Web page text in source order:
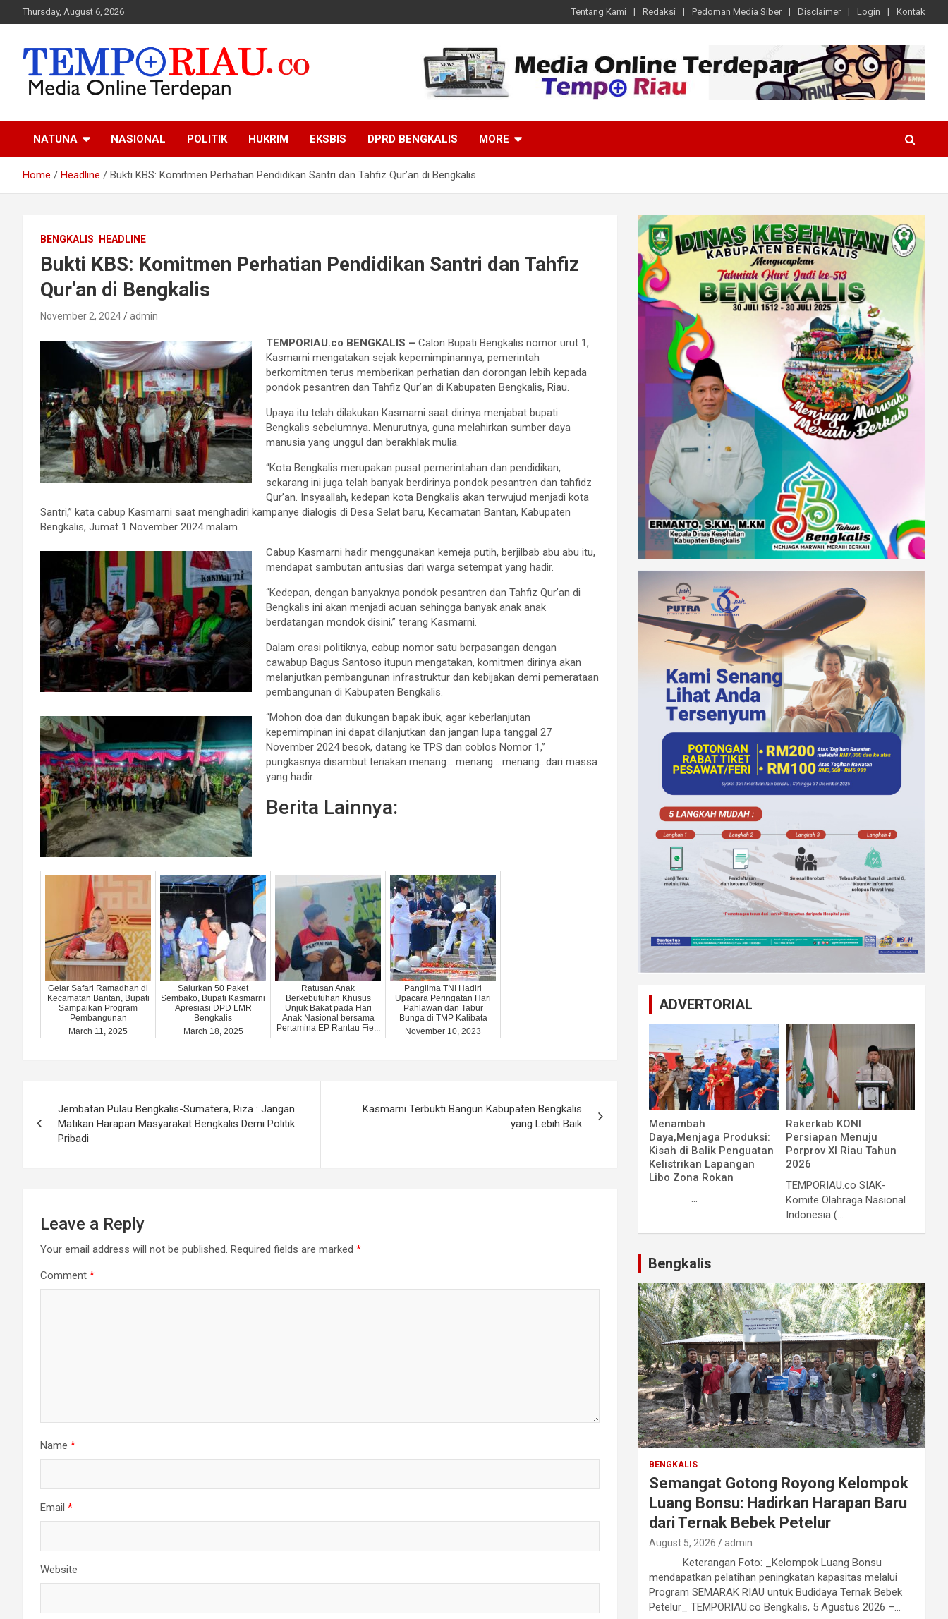
to
Thursday, August 6, 2026 Tentang Kami Redaksi Pedoman Media Siber Disclaimer Login Kontak
Tempo Riau
NATUNA NASIONAL POLITIK HUKRIM EKSBIS DPRD BENGKALIS MORE
Home Headline Bukti KBS: Komitmen Perhatian Pendidikan Santri dan Tahfiz Qur’an di Bengkalis
BENGKALIS HEADLINE
Bukti KBS: Komitmen Perhatian Pendidikan Santri dan Tahfiz
Qur’an di Bengkalis
November 2, 2024 admin
TEMPORIAU.co BENGKALIS – Calon Bupati Bengkalis nomor urut 1,
Kasmarni mengatakan sejak kepemimpinannya, pemerintah
berkomitmen terus memberikan perhatian dan dorongan lebih kepada
pondok pesantren dan Tahfiz Qur’an di Kabupaten Bengkalis, Riau.
Upaya itu telah dilakukan Kasmarni saat dirinya menjabat bupati
Bengkalis sebelumnya. Menurutnya, guna melahirkan sumber daya
manusia yang unggul dan berakhlak mulia.
“Kota Bengkalis merupakan pusat pemerintahan dan pendidikan,
sekarang ini juga telah banyak berdirinya pondok pesantren dan tahfidz
Qur’an. Insyaallah, kedepan kota Bengkalis akan terwujud menjadi kota
Santri,” kata cabup Kasmarni saat menghadiri kampanye dialogis di Desa Selat baru, Kecamatan Bantan, Kabupaten
Bengkalis, Jumat 1 November 2024 malam.
Cabup Kasmarni hadir menggunakan kemeja putih, berjilbab abu abu itu,
mendapat sambutan antusias dari warga setempat yang hadir.
“Kedepan, dengan banyaknya pondok pesantren dan Tahfiz Qur’an di
Bengkalis ini akan menjadi acuan sehingga banyak anak anak
berdatangan mondok disini,” terang Kasmarni.
Dalam orasi politiknya, cabup nomor satu berpasangan dengan
cawabup Bagus Santoso itupun mengatakan, komitmen dirinya akan
melanjutkan pembangunan infrastruktur dan kebijakan demi pemerataan
pembangunan di Kabupaten Bengkalis.
“Mohon doa dan dukungan bapak ibuk, agar keberlanjutan
kepemimpinan ini dapat dilanjutkan dan jangan lupa tanggal 27
November 2024 besok, datang ke TPS dan coblos Nomor 1,”
pungkasnya disambut teriakan menang… menang… menang…dari massa
yang hadir.
Berita Lainnya:
Gelar Safari Ramadhan di
Kecamatan Bantan, Bupati
Sampaikan Program
Pembangunan
March 11, 2025
Salurkan 50 Paket
Sembako, Bupati Kasmarni
Apresiasi DPD LMR
Bengkalis
March 18, 2025
Ratusan Anak
Berkebutuhan Khusus
Unjuk Bakat pada Hari
Anak Nasional bersama
Pertamina EP Rantau Fie...
July 30, 2026
Panglima TNI Hadiri
Upacara Peringatan Hari
Pahlawan dan Tabur
Bunga di TMP Kalibata
November 10, 2023
navigation
Jembatan Pulau Bengkalis-Sumatera, Riza : Jangan
Matikan Harapan Masyarakat Bengkalis Demi Politik
Pribadi
Kasmarni Terbukti Bangun Kabupaten Bengkalis
yang Lebih Baik
Leave a Reply
Your email address will not be published. Required fields are marked *
Comment *
Name *
Email *
Website
ADVERTORIAL
Menambah
Daya,Menjaga Produksi:
Kisah di Balik Penguatan
Kelistrikan Lapangan
Libo Zona Rokan
...
Rakerkab KONI
Persiapan Menuju
Porprov XI Riau Tahun
2026
TEMPORIAU.co SIAK-
Komite Olahraga Nasional
Indonesia (...
Bengkalis
BENGKALIS
Semangat Gotong Royong Kelompok
Luang Bonsu: Hadirkan Harapan Baru
dari Ternak Bebek Petelur
August 5, 2026 admin
Keterangan Foto: _Kelompok Luang Bonsu
mendapatkan pelatihan peningkatan kapasitas melalui
Program SEMARAK RIAU untuk Budidaya Ternak Bebek
Petelur_ TEMPORIAU.co Bengkalis, 5 Agustus 2026 –…